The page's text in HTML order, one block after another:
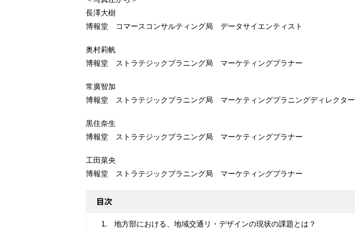
長澤大樹
博報堂 コマースコンサルティング局 データサイエンティスト
奥村莉帆
博報堂 ストラテジックプラニング局 マーケティングプラナー
常廣智加
博報堂 ストラテジックプラニング局 マーケティングプラニングディレクター
黒住奈生
博報堂 ストラテジックプラニング局 マーケティングプラナー
工田菜央
博報堂 ストラテジックプラニング局 マーケティングプラナー
目次
地方部における、地域交通リ・デザインの現状の課題とは？